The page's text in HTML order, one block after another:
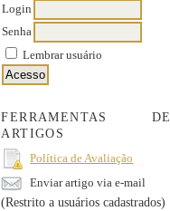
Login
Senha
Lembrar usuário
FERRAMENTAS DE
ARTIGOS
Política de Avaliação
Enviar artigo via e-mail
(Restrito a usuários cadastrados)